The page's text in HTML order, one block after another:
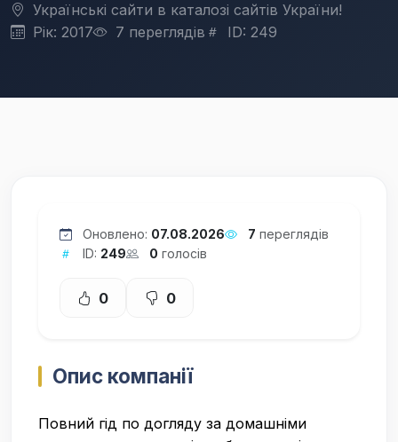
Українські сайти в каталозі сайтів України!
Рік: 2017
7 переглядів ID: 249
Оновлено: 07.08.2026 7 переглядів
ID: 249 0 голосів
0 0
Опис компанії
Повний гід по догляду за домашніми